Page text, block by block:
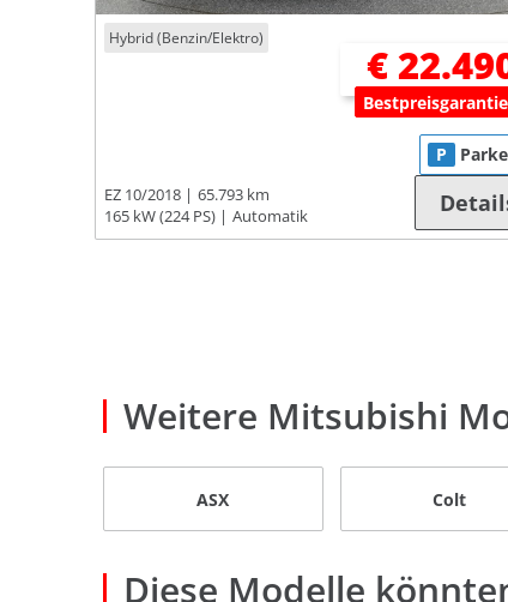
Hybrid (Benzin/Elektro)
€
Bestpreisgarantie
EZ 10/2018
65.793 km
165 kW (224 PS)
Automatik
P
Weitere Mitsubishi
ASX Colt
Diese Modelle